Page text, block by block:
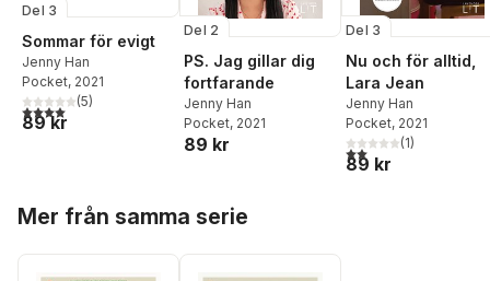
Del 3
Sommar för evigt
Jenny Han
Pocket, 2021
4,0utav 5 stjärnor. Totalt antal röster:
(5)
89 kr
Del 2
PS. Jag gillar dig
fortfarande
Jenny Han
Pocket, 2021
89 kr
Del 3
Nu och för alltid,
Lara Jean
Jenny Han
Pocket, 2021
2,0utav 5 stjärnor.
(1)
89 kr
Mer från samma serie